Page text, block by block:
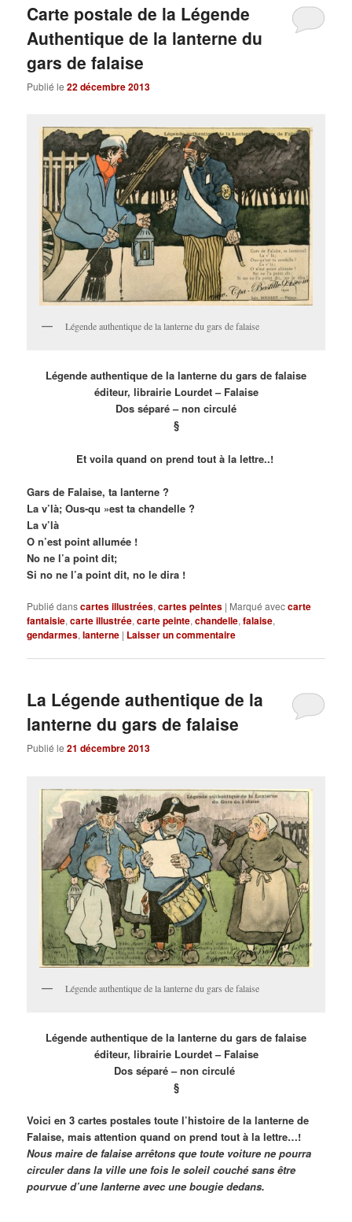
Carte postale de la Légende
Authentique de la lanterne du
gars de falaise
Publié le22 décembre 2013
Légende authentique de la lanterne du gars de falaise
Légende authentique de la lanterne du gars de falaise
éditeur, librairie Lourdet – Falaise
Dos séparé – non circulé
§
Et voila quand on prend tout à la lettre..!
Gars de Falaise, ta lanterne ?
La v’là; Ous-qu »est ta chandelle ?
La v’là
O n’est point allumée !
No ne l’a point dit;
Si no ne l’a point dit, no le dira !
Publié danscartes illustrées,cartes peintes | Marqué aveccarte
fantaisie,carte illustrée,carte peinte,chandelle,falaise,
gendarmes,lanterne | Laisser un commentaire
La Légende authentique de la
lanterne du gars de falaise
Publié le21 décembre 2013
Légende authentique de la lanterne du gars de falaise
Légende authentique de la lanterne du gars de falaise
éditeur, librairie Lourdet – Falaise
Dos séparé – non circulé
§
Voici en 3 cartes postales toute l’histoire de la lanterne de
Falaise, mais attention quand on prend tout à la lettre…!
Nous maire de falaise arrêtons que toute voiture ne pourra
circuler dans la ville une fois le soleil couché sans être
pourvue d’une lanterne avec une bougie dedans.